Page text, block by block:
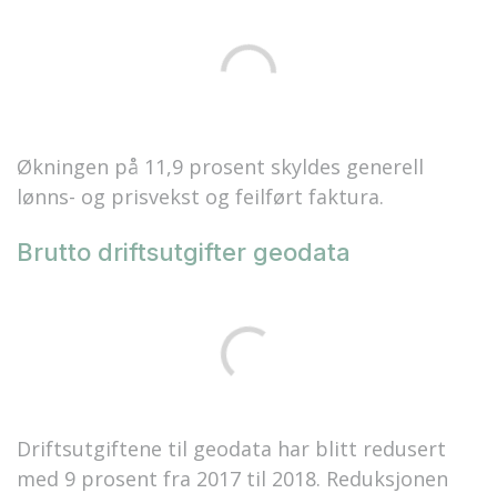
Økningen på 11,9 prosent skyldes generell
lønns- og prisvekst og feilført faktura.
Brutto driftsutgifter geodata
Driftsutgiftene til geodata har blitt redusert
med 9 prosent fra 2017 til 2018. Reduksjonen